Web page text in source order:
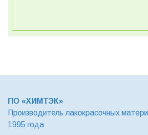
ПО «ХИМТЭК»
Производитель лакокрасочных
1995 года